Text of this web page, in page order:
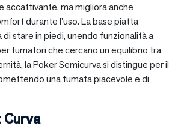
accattivante, ma migliora anche
durante l’uso. La base piatta
stare in piedi, unendo funzionalità a
fumatori che cercano un equilibrio tra
la Poker Semicurva si distingue per il
una fumata piacevole e di
Curva